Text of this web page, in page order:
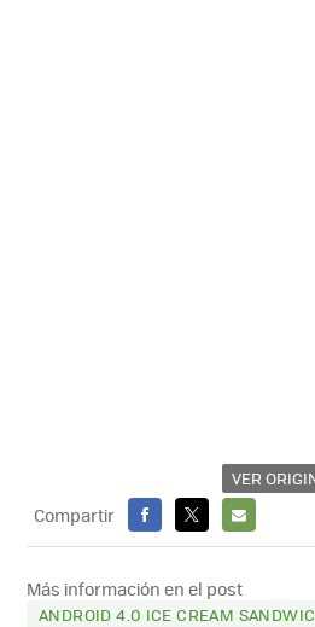
VER
Compartir
FACEBOOK
X
E-
MAIL
Más información en el post
ANDROID 4.0 ICE CREAM